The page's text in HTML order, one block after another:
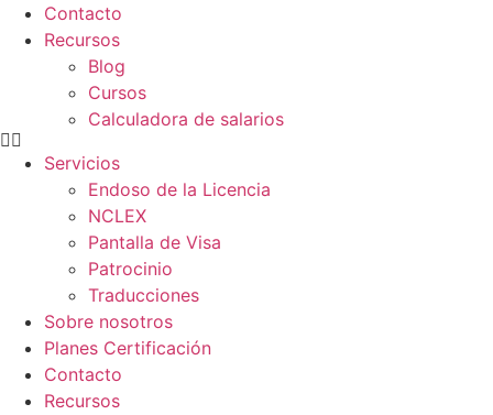
Contacto
Recursos
Blog
Cursos
Calculadora de salarios
Servicios
Endoso de la Licencia
NCLEX
Pantalla de Visa
Patrocinio
Traducciones
Sobre nosotros
Planes Certificación
Contacto
Recursos